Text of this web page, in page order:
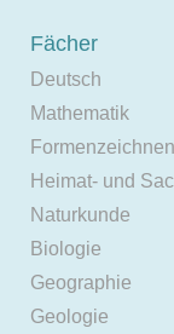
Fächer
Deutsch
Mathematik
Heimat- und
Naturkunde
Biologie
Geographie
Geologie